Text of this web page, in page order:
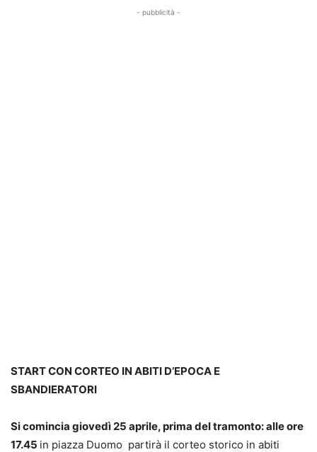
- pubblicità -
START CON CORTEO IN ABITI D’EPOCA E
SBANDIERATORI
Si comincia giovedì 25 aprile, prima del tramonto: alle ore
17.45 in piazza Duomo partirà il corteo storico in abiti